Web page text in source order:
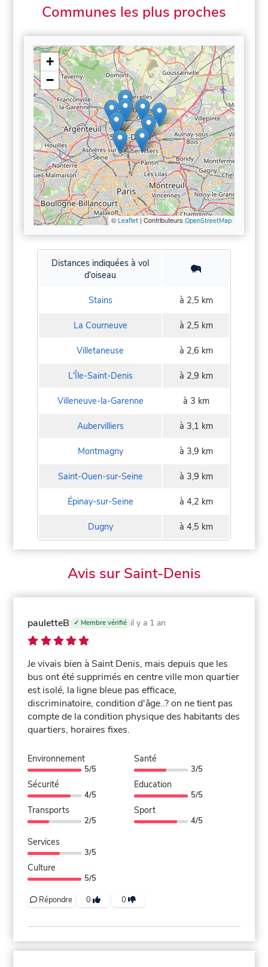
Communes les plus proches
+
−
© Leaflet| ContributeursOpenStreetMap
Distances indiquées à vol
d'oiseau
Stains à 2,5 km
La Courneuve à 2,5 km
Villetaneuse à 2,6 km
L'Île-Saint-Denis à 2,9 km
Villeneuve-la-Garenne à 3 km
Aubervilliers à 3,1 km
Montmagny à 3,9 km
Saint-Ouen-sur-Seine à 3,9 km
Épinay-sur-Seine à 4,2 km
Dugny à 4,5 km
Avis sur Saint-Denis
pauletteB ✓ Membre vérifié il y a 1 an
Je vivais bien à Saint Denis, mais depuis que les
bus ont été supprimés en centre ville mon quartier
est isolé, la ligne bleue pas efficace,
discriminatoire, condition d'âge..? on ne tient pas
compte de la condition physique des habitants des
quartiers, horaires fixes.
Environnement
5/5
Sécurité
4/5
Transports
2/5
Santé
3/5
Education
5/5
Sport
4/5
Services
3/5
Culture
5/5
Répondre 0 0